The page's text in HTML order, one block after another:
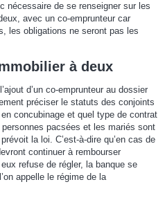
nécessaire de se renseigner sur les
avec un co-emprunteur car
les obligations ne seront pas les
à deux
d’un co-emprunteur au dossier
préciser le statuts des conjoints
concubinage et quel type de contrat
pacsées et les mariés sont
la loi. C’est-à-dire qu’en cas de
continuer à rembourser
refuse de régler, la banque se
appelle le régime de la